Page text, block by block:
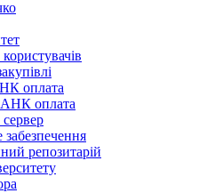
оплата
оплата
репозитарій